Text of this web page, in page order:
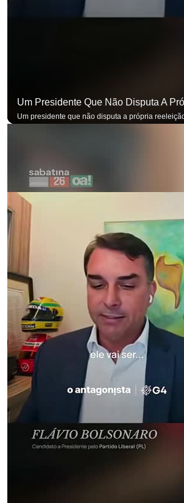
para não perder nenhuma atualização! Ouça O